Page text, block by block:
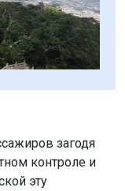
загодя
контроле и
эту